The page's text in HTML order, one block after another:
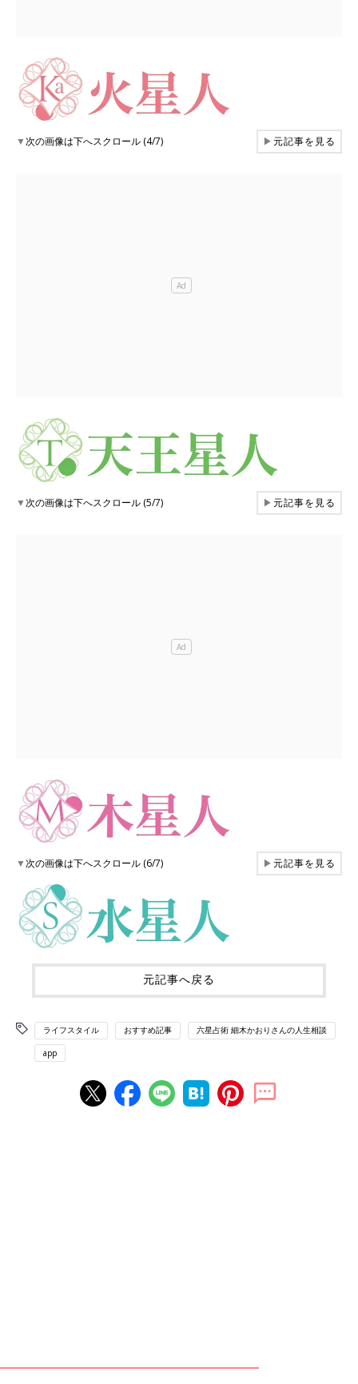
▼次の画像は下へスクロール (4/7) ▶元記事を見る
▼次の画像は下へスクロール (5/7) ▶元記事を見る
▼次の画像は下へスクロール (6/7) ▶元記事を見る
元記事へ戻る
ライフスタイル おすすめ記事 六星占術 細木かおりさんの人生相談
app